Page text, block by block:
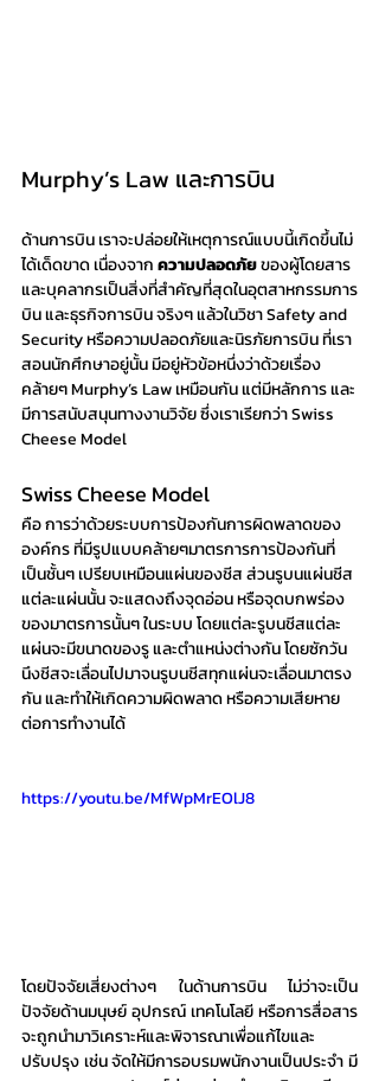
Murphy’s Law และการบิน
ด้านการบิน เราจะปล่อยให้เหตุการณ์แบบนี้เกิดขึ้นไม่
ได้เด็ดขาด เนื่องจาก ความปลอดภัย ของผู้โดยสาร
และบุคลากรเป็นสิ่งที่สำคัญที่สุดในอุตสาหกรรมการ
บิน และธุรกิจการบิน จริงๆ แล้วในวิชา Safety and
Security หรือความปลอดภัยและนิรภัยการบิน ที่เรา
สอนนักศึกษาอยู่นั้น มีอยู่หัวข้อหนึ่งว่าด้วยเรื่อง
คล้ายๆ Murphy’s Law เหมือนกัน แต่มีหลักการ และ
มีการสนับสนุนทางงานวิจัย ซึ่งเราเรียกว่า Swiss
Cheese Model
Swiss Cheese Model
คือ การว่าด้วยระบบการป้องกันการผิดพลาดของ
องค์กร ที่มีรูปแบบคล้ายๆมาตรการการป้องกันที่
เป็นชั้นๆ เปรียบเหมือนแผ่นของชีส ส่วนรูบนแผ่นชีส
แต่ละแผ่นนั้น จะแสดงถึงจุดอ่อน หรือจุดบกพร่อง
ของมาตรการนั้นๆ ในระบบ โดยแต่ละรูบนชีสแต่ละ
แผ่นจะมีขนาดของรู และตำแหน่งต่างกัน โดยซักวัน
นึงชีสจะเลื่อนไปมาจนรูบนชีสทุกแผ่นจะเลื่อนมาตรง
กัน และทำให้เกิดความผิดพลาด หรือความเสียหาย
ต่อการทำงานได้
https://youtu.be/MfWpMrEOlJ8
โดยปัจจัยเสี่ยงต่างๆ ในด้านการบิน ไม่ว่าจะเป็น
ปัจจัยด้านมนุษย์ อุปกรณ์ เทคโนโลยี หรือการสื่อสาร
จะถูกนำมาวิเคราะห์และพิจารณาเพื่อแก้ไขและ
ปรับปรุง เช่น จัดให้มีการอบรมพนักงานเป็นประจำ มี